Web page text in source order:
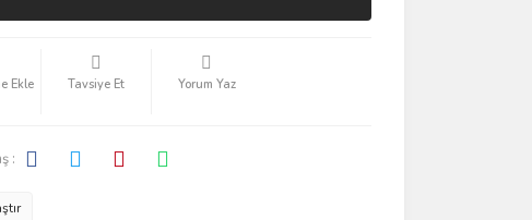
Tavsiye Et Yorum Yaz
: